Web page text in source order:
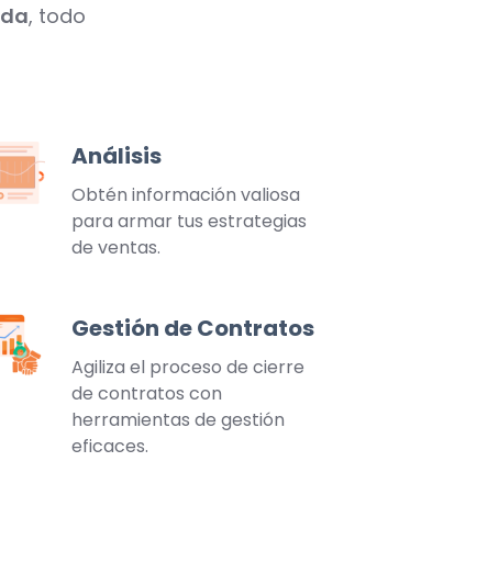
, todo
Análisis
Obtén información valiosa
para armar tus estrategias
de ventas.
Gestión de Contratos
Agiliza el proceso de cierre
de contratos con
herramientas de gestión
eficaces.